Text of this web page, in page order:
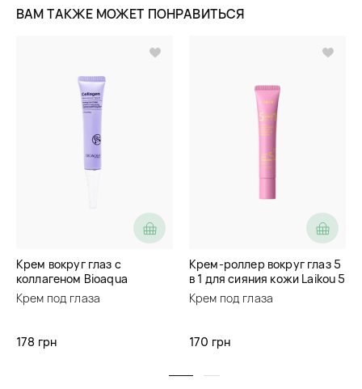
ВАМ ТАКЖЕ МОЖЕТ ПОНРАВИТЬСЯ
Крем вокруг глаз с
коллагеном Bioaqua
Collagen Recombinant Type
3 Firming Eye Cream
Крем под глаза
178 грн
Крем-роллер вокруг глаз 5
в 1 для сияния кожи Laikou 5
in 1 Glow Up Super Eye
Cream
Крем под глаза
170 грн